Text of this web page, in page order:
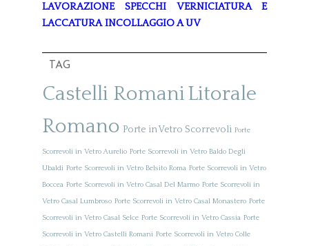
LAVORAZIONE SPECCHI
VERNICIATURA E
LACCATURA INCOLLAGGIO A UV
TAG
Castelli RomaniLitorale
Romano Porte in Vetro Scorrevoli Porte
Scorrevoli in Vetro Aurelio Porte Scorrevoli in Vetro Baldo Degli
Ubaldi Porte Scorrevoli in Vetro Belsito Roma Porte Scorrevoli in Vetro
Boccea Porte Scorrevoli in Vetro Casal Del Marmo Porte Scorrevoli in
Vetro Casal Lumbroso Porte Scorrevoli in Vetro Casal Monastero Porte
Scorrevoli in Vetro Casal Selce Porte Scorrevoli in Vetro Cassia Porte
Scorrevoli in Vetro Castelli Romani Porte Scorrevoli in Vetro Colle